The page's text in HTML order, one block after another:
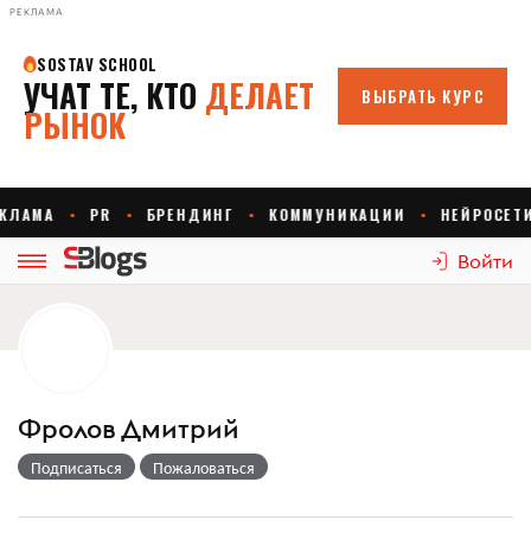
РЕКЛАМА
Войти
Фролов Дмитрий
Подписаться Пожаловаться